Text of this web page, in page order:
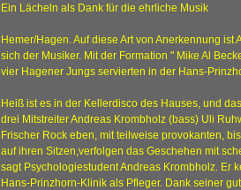
Ein Lächeln als Dank für die ehrliche Musik
Hemer/Hagen. Auf diese Art von Anerkennung
sich der Musiker. Mit der Formation " Mike Al
vier Hagener Jungs servierten in der Hans-
Heiß ist es in der Kellerdisco des Hauses, und
drei Mitstreiter Andreas Krombholz (bass) Uli
Frischer Rock eben, mit teilweise provokanten,
auf ihren Sitzen,verfolgen das Geschehen mit
sagt Psychologiestudent Andreas Krombholz. Er
Hans-Prinzhorn-Klinik als Pfleger. Dank seiner